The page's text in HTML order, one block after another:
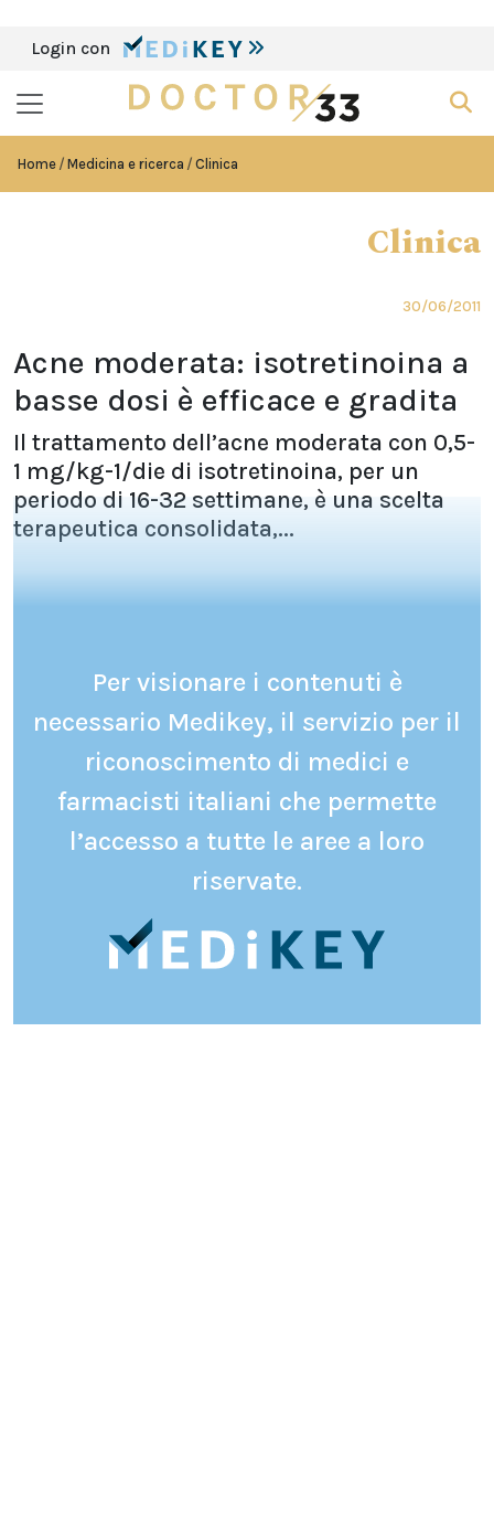
Login con
Home Medicina e ricerca Clinica
Clinica
30/06/2011
Acne moderata: isotretinoina a
basse dosi è efficace e gradita
Il trattamento dell’acne moderata con 0,5-
1 mg/kg-1/die di isotretinoina, per un
periodo di 16-32 settimane, è una scelta
terapeutica consolidata,...
Per visionare i contenuti è
necessario Medikey, il servizio per il
riconoscimento di medici e
farmacisti italiani che permette
l’accesso a tutte le aree a loro
riservate.